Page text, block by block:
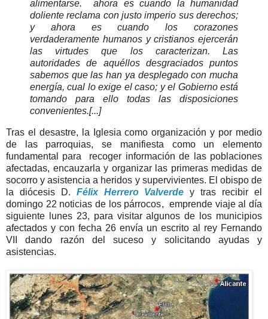
alimentarse. ahora es cuando la humanidad
doliente reclama con justo imperio sus derechos;
y ahora es cuando los corazones
verdaderamente humanos y cristianos ejercerán
las virtudes que los caracterizan. Las
autoridades de aquéllos desgraciados puntos
sabemos que las han ya desplegado con mucha
energía, cual lo exige el caso; y el Gobierno está
tomando para ello todas las disposiciones
convenientes.[...]
Tras el desastre, la Iglesia como organización y por medio
de las parroquias, se manifiesta como un elemento
fundamental para recoger información de las poblaciones
afectadas, encauzarla y organizar las primeras medidas de
socorro y asistencia a heridos y supervivientes. El obispo de
la diócesis D. Félix Herrero Valverde y tras recibir el
domingo 22 noticias de los párrocos, emprende viaje al día
siguiente lunes 23, para visitar algunos de los municipios
afectados y con fecha 26 envía un escrito al rey Fernando
VII dando razón del suceso y solicitando ayudas y
asistencias.